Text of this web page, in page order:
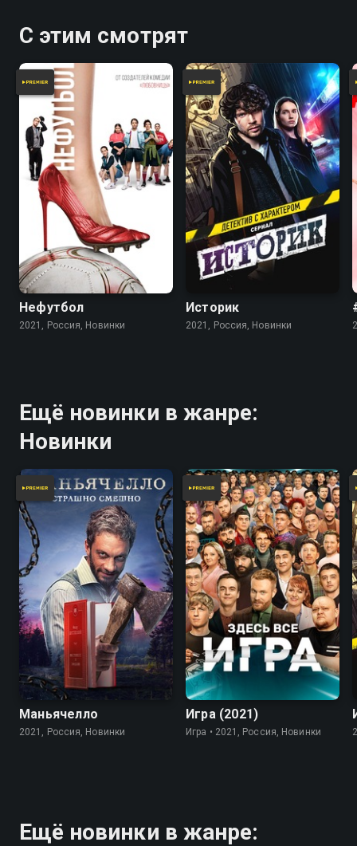
С этим смотрят
Нефутбол
2021, Россия, Новинки
Историк
2021, Россия, Новинки
Ещё новинки в жанре:
Новинки
Маньячелло
2021, Россия, Новинки
7.8
Игра (2021)
Игра • 2021, Россия, Новинки
Ещё новинки в жанре: